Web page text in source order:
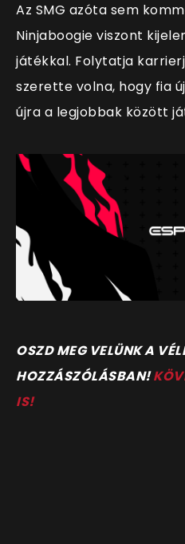
Az SMG azóta sem
Ninjaboogie viszont
játékkal. Folytatja
szerette volna, hogy fia
újra a legjobbak között
OSZD MEG VELÜNK A
HOZZÁSZÓLÁSBAN!
IS!